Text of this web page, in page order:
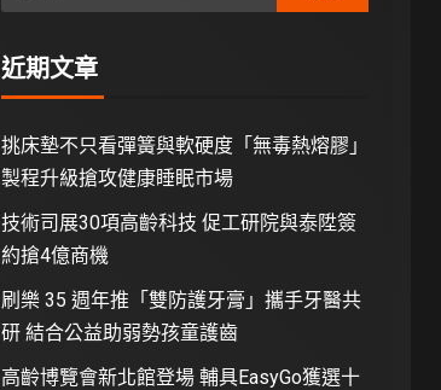
近期文章
挑床墊不只看彈簧與軟硬度「無毒熱熔膠」
製程升級搶攻健康睡眠市場
技術司展30項高齡科技 促工研院與泰陞簽
約搶4億商機
刷樂 35 週年推「雙防護牙膏」攜手牙醫共
研 結合公益助弱勢孩童護齒
高齡博覽會新北館登場 輔具EasyGo獲選十